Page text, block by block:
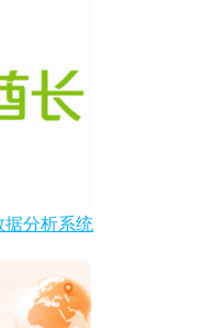
据分析系统